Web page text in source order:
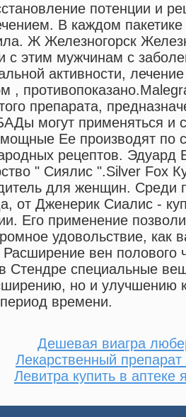
потенции и
В каждом пакетике
Ж Железногорск
с этим мужчинам с
активности,
,
препарата,
могут применяться и
Ее производят по
рецептов. Эдуард
" Сиялис ".Silver Fox
для женщин.
от Дженерик Сиалис -
Его применение
удовольствие,
вен полового
Стендре специальные
но и улучшению
времени.
Дешевая виагра
Лекарственный препарат
Левитра купить в аптеке